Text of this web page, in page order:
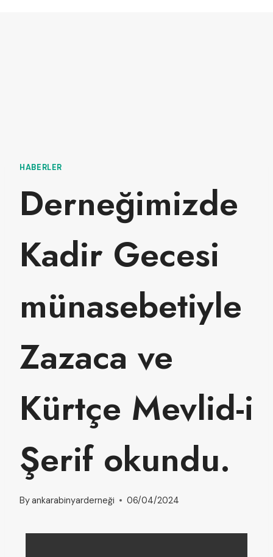
HABERLER
Derneğimizde
Kadir Gecesi
münasebetiyle
Zazaca ve
Kürtçe Mevlid-i
Şerif okundu.
Byankarabinyarderneği 06/04/2024